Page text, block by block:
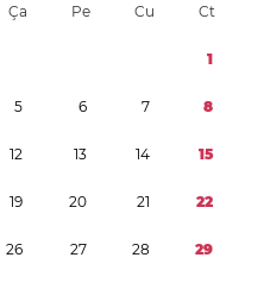
Ça Pe Cu Ct
1
5 6 7 8
12 13 14 15
19 20 21 22
26 27 28 29